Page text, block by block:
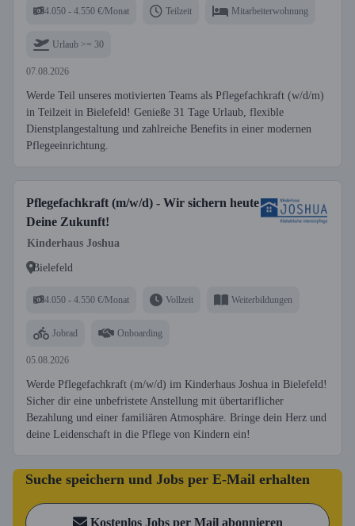
4.050 - 4.550 €/Monat Teilzeit Mitarbeiterwohnung
Urlaub >= 30
07.08.2026
Werde Teil unseres motivierten Teams als Pflegefachkraft (w/d/m)
in Teilzeit in Bielefeld! Genieße 31 Tage Urlaub, flexible
Dienstplangestaltung und zahlreiche Benefits in einer modernen
Pflegeeinrichtung.
Pflegefachkraft (m/w/d) - Wir sichern heute
Deine Zukunft!
Kinderhaus Joshua
Bielefeld
4.050 - 4.550 €/Monat Vollzeit Weiterbildungen
Jobrad Onboarding
05.08.2026
Werde Pflegefachkraft (m/w/d) im Kinderhaus Joshua in Bielefeld!
Sicher dir eine unbefristete Anstellung mit übertariflicher
Bezahlung und einer familiären Atmosphäre. Bringe dein Herz und
deine Leidenschaft in die Pflege von Kindern ein!
Suche speichern und Jobs per E-Mail erhalten
Kostenlos Jobs per Mail abonnieren